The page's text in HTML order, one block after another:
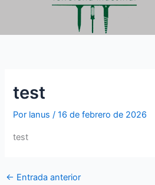
test
Por lanus/16 de febrero de 2026
test
← Entrada anterior